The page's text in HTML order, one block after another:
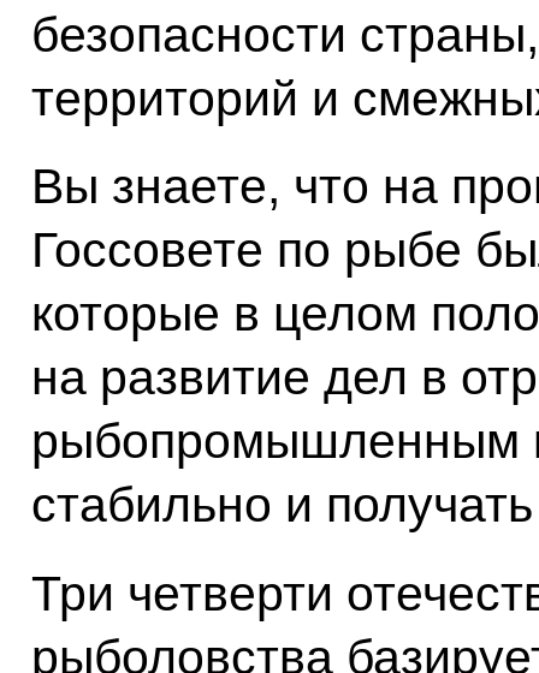
безопасности
территорий и
Вы знаете, что на
Госсовете по рыбе
которые в целом
на развитие дел в
рыбопромышленным
стабильно и
Три четверти
рыболовства